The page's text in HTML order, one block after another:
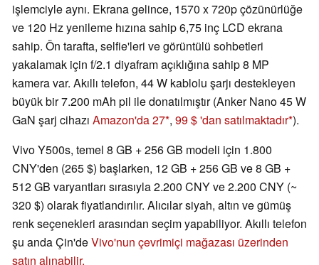
işlemciyle aynı. Ekrana gelince, 1570 x 720p çözünürlüğe
ve 120 Hz yenileme hızına sahip 6,75 inç LCD ekrana
sahip. Ön tarafta, selfie'leri ve görüntülü sohbetleri
yakalamak için f/2.1 diyafram açıklığına sahip 8 MP
kamera var. Akıllı telefon, 44 W kablolu şarjı destekleyen
büyük bir 7.200 mAh pil ile donatılmıştır (Anker Nano 45 W
GaN şarj cihazı Amazon'da 27 , 99 $ 'dan satılmaktadır ).
Vivo Y500s, temel 8 GB + 256 GB modeli için 1.800
CNY'den (265 $) başlarken, 12 GB + 256 GB ve 8 GB +
512 GB varyantları sırasıyla 2.200 CNY ve 2.200 CNY (~
320 $) olarak fiyatlandırılır. Alıcılar siyah, altın ve gümüş
renk seçenekleri arasından seçim yapabiliyor. Akıllı telefon
şu anda Çin'deVivo'nun çevrimiçi mağazası üzerinden
satın alınabilir.